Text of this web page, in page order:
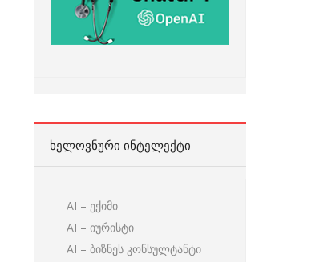
ᲮᲔᲚᲝᲕᲜᲣᲠᲘ ᲘᲜᲢᲔᲚᲔᲥᲢᲘ
AI – ექიმი
AI – იურისტი
AI – ბიზნეს კონსულტანტი